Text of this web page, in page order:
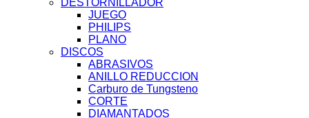
DESTORNILLADOR
JUEGO
PHILIPS
PLANO
DISCOS
ABRASIVOS
ANILLO REDUCCION
Carburo de Tungsteno
CORTE
DIAMANTADOS